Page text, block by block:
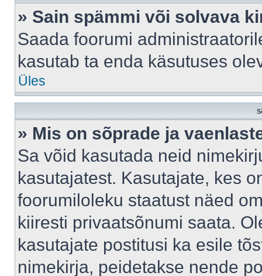
» Sain spämmi või solvava
Saada foorumi
kasutab ta enda käsutuses
Üles
» Mis on sõprade ja
Sa võid kasutada neid
kasutajatest. Kasutajate, kes
foorumiloleku staatust näed
kiiresti privaatsõnumi saata.
kasutajate postitusi ka esile
nimekirja, peidetakse nende